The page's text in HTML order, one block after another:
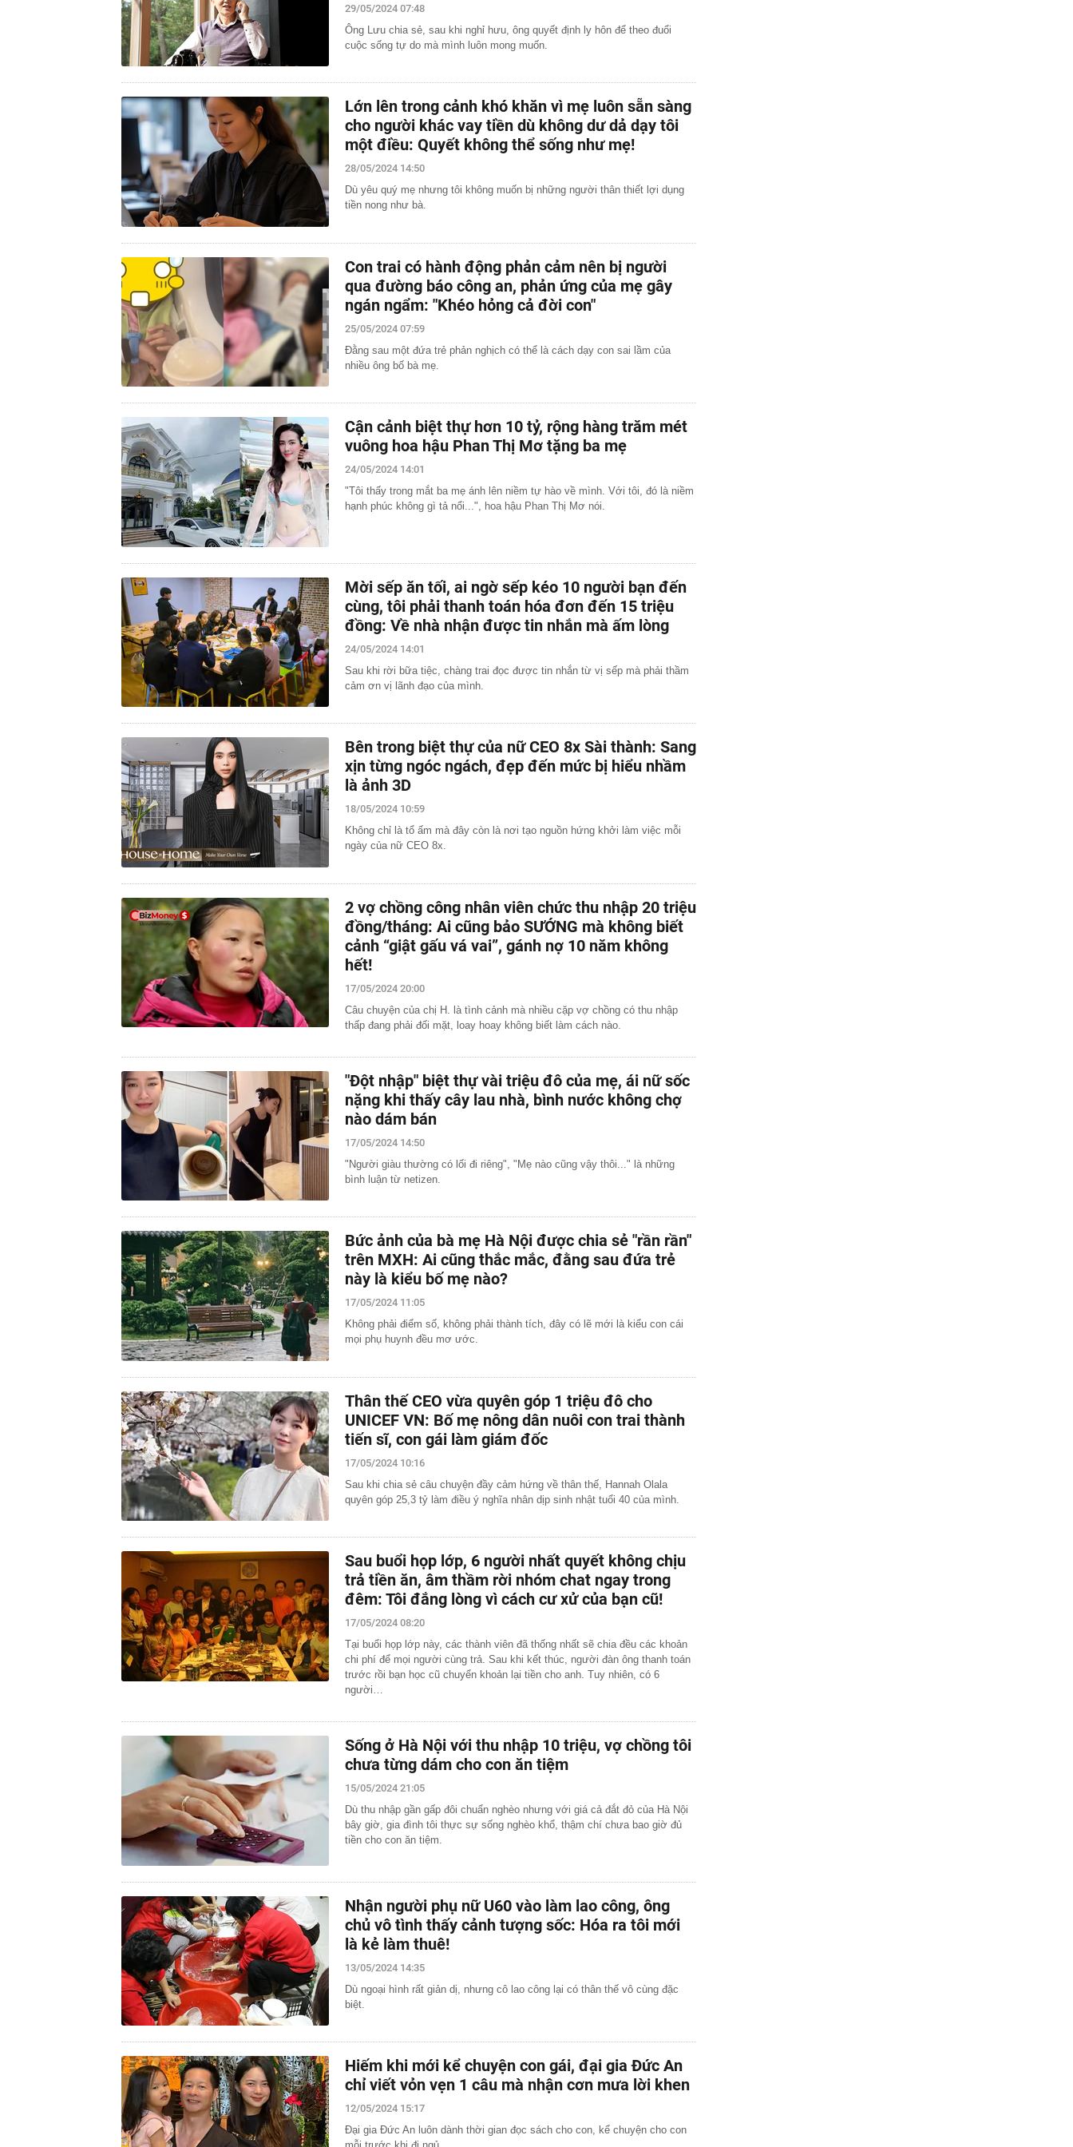
29/05/2024 07:48
Ông Lưu chia sẻ, sau khi nghỉ hưu, ông quyết định ly hôn để theo đuổi
cuộc sống tự do mà mình luôn mong muốn.
Lớn lên trong cảnh khó khăn vì mẹ luôn sẵn sàng
cho người khác vay tiền dù không dư dả dạy tôi
một điều: Quyết không thể sống như mẹ!
28/05/2024 14:50
Dù yêu quý mẹ nhưng tôi không muốn bị những người thân thiết lợi dụng
tiền nong như bà.
Con trai có hành động phản cảm nên bị người
qua đường báo công an, phản ứng của mẹ gây
ngán ngẩm: "Khéo hỏng cả đời con"
25/05/2024 07:59
Đằng sau một đứa trẻ phản nghịch có thể là cách dạy con sai lầm của
nhiều ông bố bà mẹ.
Cận cảnh biệt thự hơn 10 tỷ, rộng hàng trăm mét
vuông hoa hậu Phan Thị Mơ tặng ba mẹ
24/05/2024 14:01
"Tôi thấy trong mắt ba mẹ ánh lên niềm tự hào về mình. Với tôi, đó là niềm
hạnh phúc không gì tả nổi...", hoa hậu Phan Thị Mơ nói.
Mời sếp ăn tối, ai ngờ sếp kéo 10 người bạn đến
cùng, tôi phải thanh toán hóa đơn đến 15 triệu
đồng: Về nhà nhận được tin nhắn mà ấm lòng
24/05/2024 14:01
Sau khi rời bữa tiệc, chàng trai đọc được tin nhắn từ vị sếp mà phải thầm
cảm ơn vị lãnh đạo của mình.
Bên trong biệt thự của nữ CEO 8x Sài thành: Sang
xịn từng ngóc ngách, đẹp đến mức bị hiểu nhầm
là ảnh 3D
18/05/2024 10:59
Không chỉ là tổ ấm mà đây còn là nơi tạo nguồn hứng khởi làm việc mỗi
ngày của nữ CEO 8x.
2 vợ chồng công nhân viên chức thu nhập 20 triệu
đồng/tháng: Ai cũng bảo SƯỚNG mà không biết
cảnh “giật gấu vá vai”, gánh nợ 10 năm không
hết!
17/05/2024 20:00
Câu chuyện của chị H. là tình cảnh mà nhiều cặp vợ chồng có thu nhập
thấp đang phải đối mặt, loay hoay không biết làm cách nào.
"Đột nhập" biệt thự vài triệu đô của mẹ, ái nữ sốc
nặng khi thấy cây lau nhà, bình nước không chợ
nào dám bán
17/05/2024 14:50
"Người giàu thường có lối đi riêng", "Mẹ nào cũng vậy thôi..." là những
bình luận từ netizen.
Bức ảnh của bà mẹ Hà Nội được chia sẻ "rần rần"
trên MXH: Ai cũng thắc mắc, đằng sau đứa trẻ
này là kiểu bố mẹ nào?
17/05/2024 11:05
Không phải điểm số, không phải thành tích, đây có lẽ mới là kiểu con cái
mọi phụ huynh đều mơ ước.
Thân thế CEO vừa quyên góp 1 triệu đô cho
UNICEF VN: Bố mẹ nông dân nuôi con trai thành
tiến sĩ, con gái làm giám đốc
17/05/2024 10:16
Sau khi chia sẻ câu chuyện đầy cảm hứng về thân thế, Hannah Olala
quyên góp 25,3 tỷ làm điều ý nghĩa nhân dịp sinh nhật tuổi 40 của mình.
Sau buổi họp lớp, 6 người nhất quyết không chịu
trả tiền ăn, âm thầm rời nhóm chat ngay trong
đêm: Tôi đắng lòng vì cách cư xử của bạn cũ!
17/05/2024 08:20
Tại buổi họp lớp này, các thành viên đã thống nhất sẽ chia đều các khoản
chi phí để mọi người cùng trả. Sau khi kết thúc, người đàn ông thanh toán
trước rồi bạn học cũ chuyển khoản lại tiền cho anh. Tuy nhiên, có 6
người…
Sống ở Hà Nội với thu nhập 10 triệu, vợ chồng tôi
chưa từng dám cho con ăn tiệm
15/05/2024 21:05
Dù thu nhập gần gấp đôi chuẩn nghèo nhưng với giá cả đắt đỏ của Hà Nội
bây giờ, gia đình tôi thực sự sống nghèo khổ, thậm chí chưa bao giờ đủ
tiền cho con ăn tiệm.
Nhận người phụ nữ U60 vào làm lao công, ông
chủ vô tình thấy cảnh tượng sốc: Hóa ra tôi mới
là kẻ làm thuê!
13/05/2024 14:35
Dù ngoại hình rất giản dị, nhưng cô lao công lại có thân thế vô cùng đặc
biệt.
Hiếm khi mới kể chuyện con gái, đại gia Đức An
chỉ viết vỏn vẹn 1 câu mà nhận cơn mưa lời khen
12/05/2024 15:17
Đại gia Đức An luôn dành thời gian đọc sách cho con, kể chuyện cho con